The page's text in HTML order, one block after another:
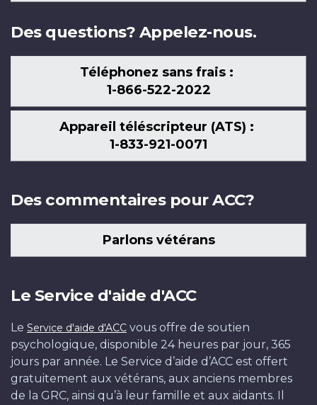
Des questions? Appelez-nous.
Téléphonez sans frais :
1-866-522-2022
Appareil téléscripteur (ATS) :
1-833-921-0071
Des commentaires pour ACC?
Parlons vétérans
Le Service d'aide d'ACC
Le Service d'aide d'ACC vous offre de soutien
psychologique, disponible 24 heures par jour, 365
jours par année. Le Service d’aide d’ACC est offert
gratuitement aux vétérans, aux anciens membres
de la GRC, ainsi qu’à leur famille et aux aidants. Il